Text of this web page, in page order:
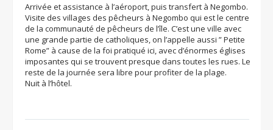
Arrivée et assistance à l’aéroport, puis transfert à Negombo.
Visite des villages des pêcheurs à Negombo qui est le centre
de la communauté de pêcheurs de l’île. C’est une ville avec
une grande partie de catholiques, on l’appelle aussi ” Petite
Rome” à cause de la foi pratiqué ici, avec d’énormes églises
imposantes qui se trouvent presque dans toutes les rues. Le
reste de la journée sera libre pour profiter de la plage.
Nuit à l’hôtel.